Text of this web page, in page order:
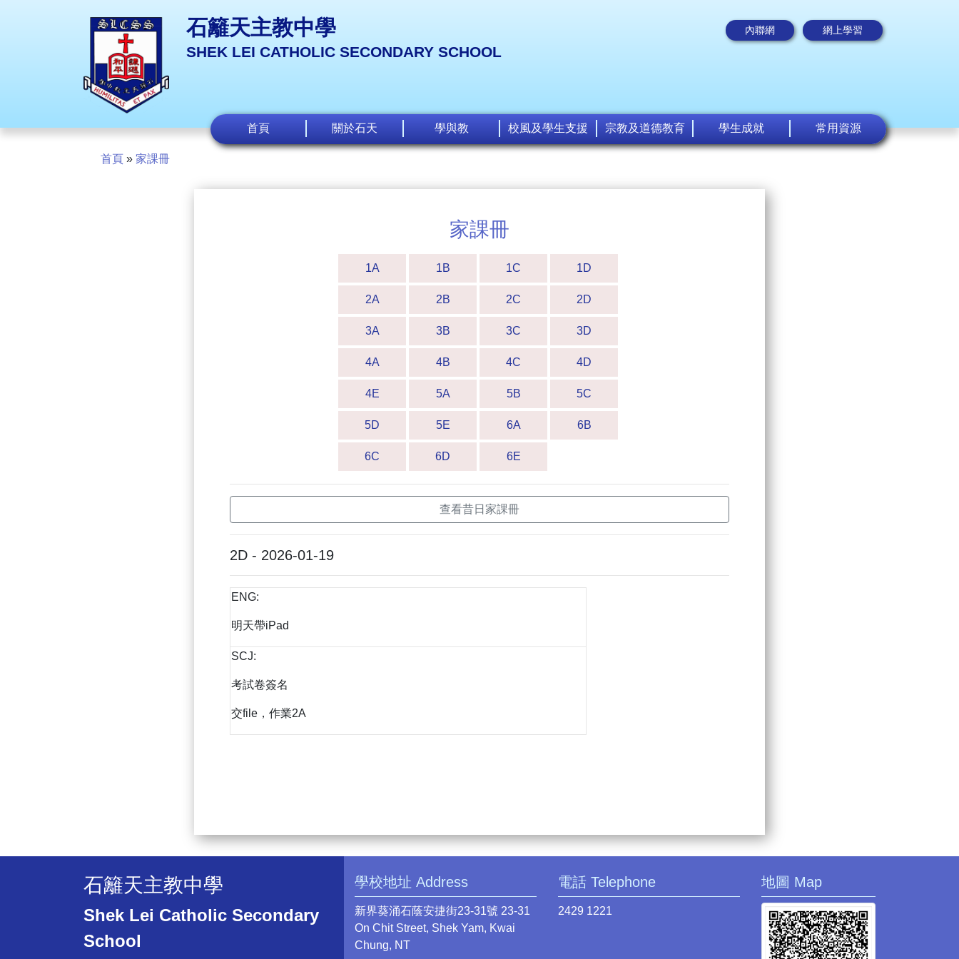
石籬天主教中學
SHEK LEI CATHOLIC SECONDARY SCHOOL
內聯網 網上學習
首頁 關於石天 學與教 校風及學生支援 宗教及道德教育 學生成就 常用資源
首頁 » 家課冊
家課冊
1A 1B 1C 1D
2A 2B 2C 2D
3A 3B 3C 3D
4A 4B 4C 4D
4E 5A 5B 5C
5D 5E 6A 6B
6C 6D 6E
查看昔日家課冊
2D - 2026-01-19
ENG:
明天帶iPad
SCJ:
考試卷簽名
交file，作業2A
石籬天主教中學
Shek Lei Catholic Secondary
School
學校地址 Address
新界葵涌石蔭安捷街23-31號 23-31
On Chit Street, Shek Yam, Kwai
Chung, NT
電話 Telephone
2429 1221
地圖 Map